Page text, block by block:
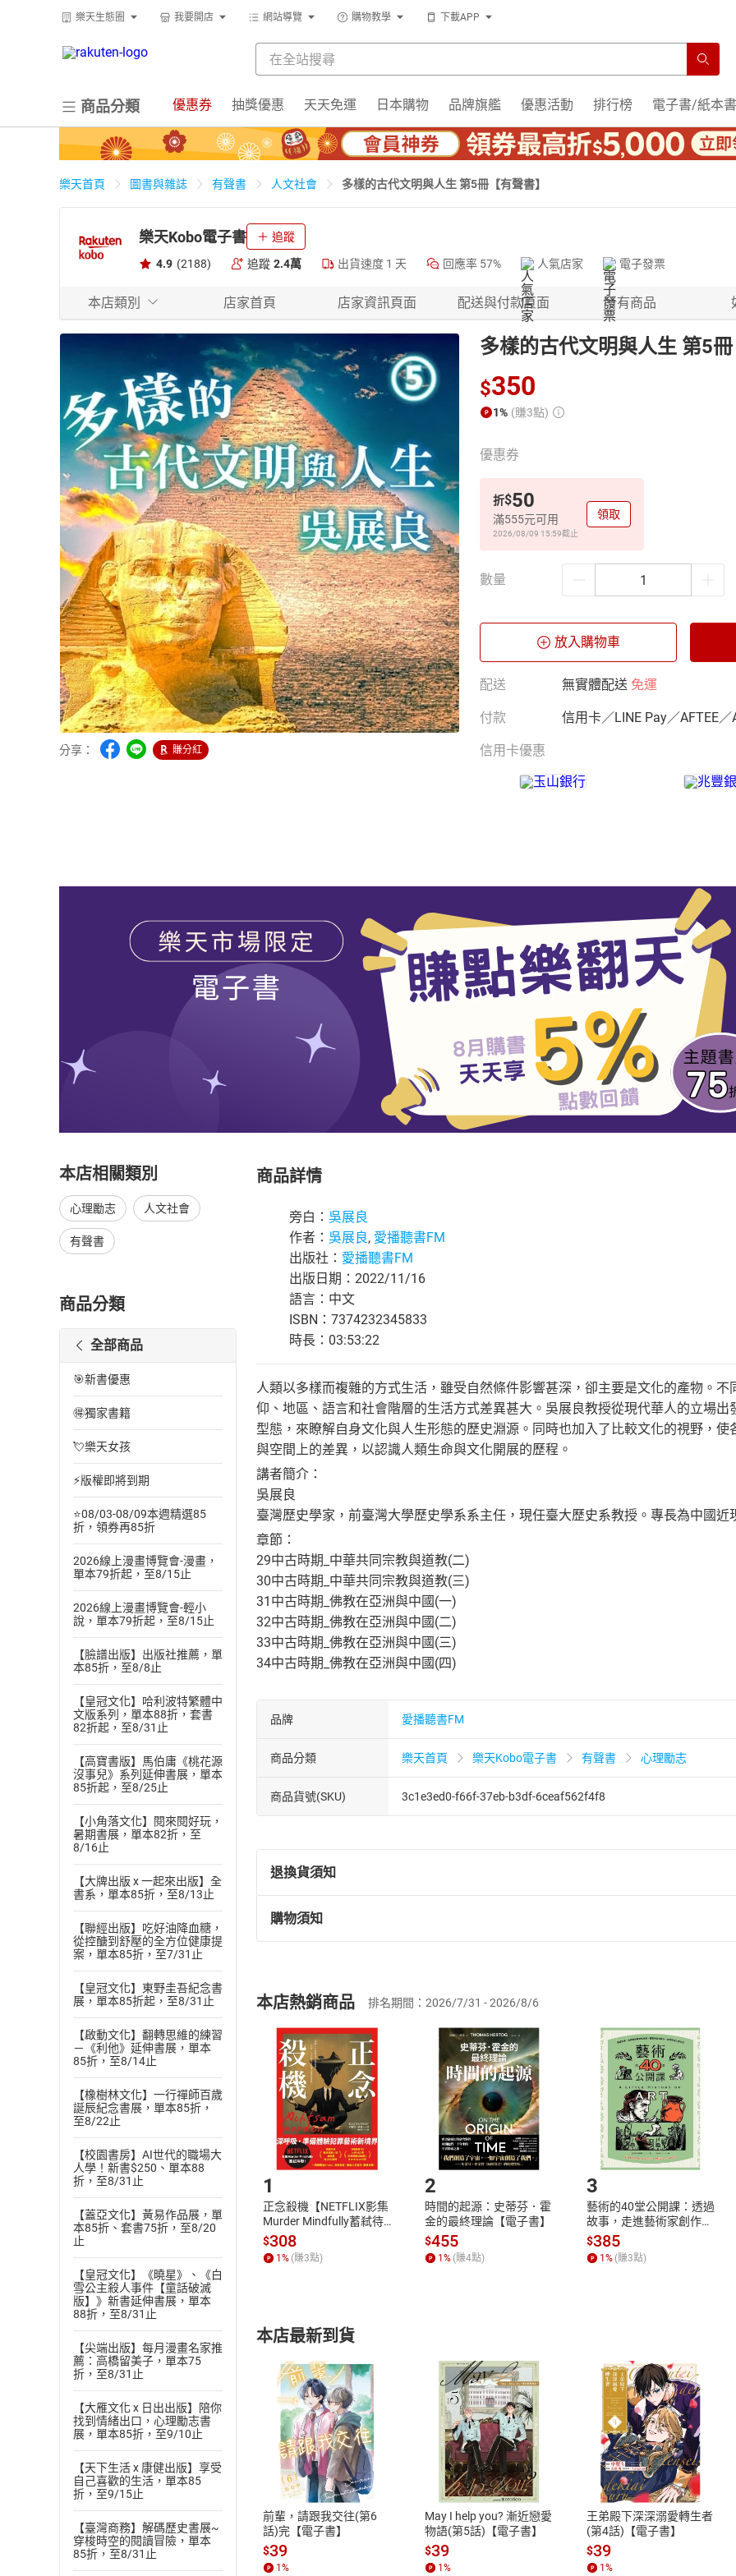
樂天生態圈 我要開店 網站導覽 購物教學 下載APP
商品分類 優惠券 抽獎優惠 天天免運 日本購物 品牌旗艦 優惠活動 排行榜 電子書/紙本書
樂天首頁 圖書與雜誌 有聲書 人文社會 多樣的古代文明與人生 第5冊【有聲書】
樂天Kobo電子書 追蹤
4.9 (2188) 追蹤 2.4萬 出貨速度 1 天 回應率 57% 人氣店家 電子發票
本店類別 店家首頁 店家資訊頁面 配送與付款頁面 所有商品
分享： 賺分紅
多樣的古代文明與人生 第5
$350
1% (賺3點)
優惠券
折$50
滿555元可用
2026/08/09 15:59截止
領取
數量
放入購物車
配送 無實體配送 免運
付款 信用卡／LINE Pay／AFTEE／
信用卡優惠
本店相關類別
心理勵志 人文社會
有聲書
商品分類
全部商品
🎯新書優惠
🉐獨家書籍
💘樂天女孩
⚡版權即將到期
⭐08/03-08/09本週精選85
折，領券再85折
2026線上漫畫博覽會-漫畫，
單本79折起，至8/15止
2026線上漫畫博覽會-輕小
說，單本79折起，至8/15止
【臉譜出版】出版社推薦，單
本85折，至8/8止
【皇冠文化】哈利波特繁體中
文版系列，單本88折，套書
82折起，至8/31止
【高寶書版】馬伯庸《桃花源
沒事兒》系列延伸書展，單本
85折起，至8/25止
【小角落文化】閱來閱好玩，
暑期書展，單本82折，至
8/16止
【大牌出版 x 一起來出版】全
書系，單本85折，至8/13止
【聯經出版】吃好油降血糖，
從控醣到舒壓的全方位健康提
案，單本85折，至7/31止
【皇冠文化】東野圭吾紀念書
展，單本85折起，至8/31止
【啟動文化】翻轉思維的練習
－《利他》延伸書展，單本
85折，至8/14止
【橡樹林文化】一行禪師百歲
誕辰紀念書展，單本85折，
至8/22止
【校園書房】AI世代的職場大
人學！新書$250、單本88
折，至8/31止
【蓋亞文化】黃易作品展，單
本85折、套書75折，至8/20
止
【皇冠文化】《曉星》、《白
雪公主殺人事件【童話破滅
版】》新書延伸書展，單本
88折，至8/31止
【尖端出版】每月漫畫名家推
薦：高橋留美子，單本75
折，至8/31止
【大雁文化 x 日出出版】陪你
找到情緒出口，心理勵志書
展，單本85折，至9/10止
【天下生活 x 康健出版】享受
自己喜歡的生活，單本85
折，至9/15止
【臺灣商務】解碼歷史書展~
穿梭時空的閱讀冒險，單本
85折，至8/31止
商品詳情
旁白： 吳展良
作者： 吳展良, 愛播聽書FM
出版社： 愛播聽書FM
出版日期：2022/11/16
語言：中文
ISBN：7374232345833
時長：03:53:22
人類以多樣而複雜的方式生活，雖受自然條件影響甚深，卻主要是文化的產物。
仰、地區、語言和社會階層的生活方式差異甚大。吳展良教授從現代華人的立場
型態，來瞭解自身文化與人生形態的歷史淵源。同時也加入了比較文化的視野，
與空間上的差異，以認識人類生命與文化開展的歷程。
講者簡介：
吳展良
臺灣歷史學家，前臺灣大學歷史學系系主任，現任臺大歷史系教授。專長為中國
章節：
29中古時期_中華共同宗教與道教(二)
30中古時期_中華共同宗教與道教(三)
31中古時期_佛教在亞洲與中國(一)
32中古時期_佛教在亞洲與中國(二)
33中古時期_佛教在亞洲與中國(三)
34中古時期_佛教在亞洲與中國(四)
品牌 愛播聽書FM
商品分類 樂天首頁 樂天Kobo電子書 有聲書 心理勵志
商品貨號(SKU) 3c1e3ed0-f66f-37eb-b3df-6ceaf562f4f8
退換貨須知
退換貨規定：
(一)依消費者保護法第19條第1項後段暨通訊交易解除權合理例外情事適用
(二)消費者訂購本店鋪之商品即代表知悉本店鋪所銷售之商品為電子書，
且已下載/存取電子書，不得請求退貨退款。
退貨方式：您欲取消訂單或辦理退貨時，請登入樂天市場，並於「我的訂單
貨」，本店鋪將依您的申請進行審核，待審核通過後將為您辦理退款事宜。
請注意，樂天市場須以整筆訂單為單位進行取消/退貨，恕無法以單支商品取
購物須知
挑選商品
Choose
放入購物車
Shopping cart
登入帳號
Login
購書後，如何開始使用？
Step1.選擇閱讀載具 Step2.登入
付款方式
ATM轉帳、信用卡、LINE PAY、AFTEE
退換貨規範
本店是否提供消費者保護法七日猶
之權利，遽消費者保護法及通訊交
除權合理例外情事適用準則，依商
質各有不同規定。詳細退換貨說明
照各商品說明。
本店熱銷商品 排名期間：2026/7/31 - 2026/8/6
1
正念殺機【NETFLIX影集
Murder Mindfully蓄弒待
發】【電子書】
$308
1% (賺3點)
2
時間的起源：史蒂芬．霍
金的最終理論【電子書】
$455
1% (賺4點)
3
藝術的40堂公開課：透過
故事，走進藝術家創作現
場，看藝術如何誕生、如
何形塑人類生活【電子
書】
$385
1% (賺3點)
本店最新到貨
前輩，請跟我交往(第6
話)完【電子書】
$39
1%
May I help you? 漸近戀愛
物語(第5話)【電子書】
$39
1%
王弟殿下深深溺愛轉生者
(第4話)【電子書】
$39
1%